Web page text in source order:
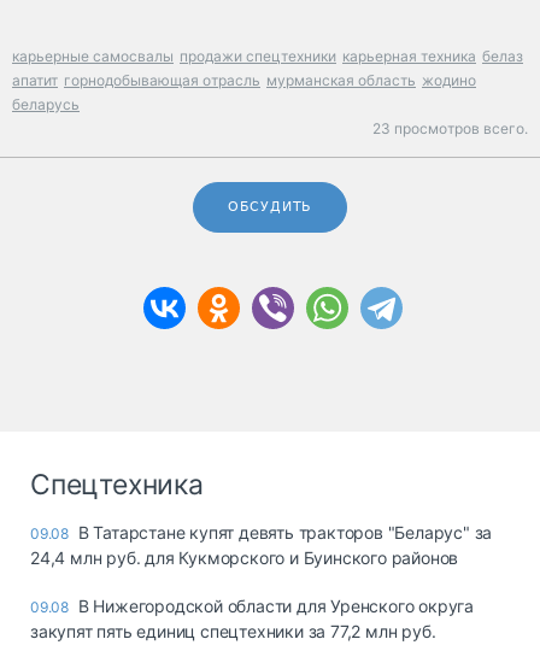
карьерные самосвалы продажи спецтехники карьерная техника белаз
апатит горнодобывающая отрасль мурманская область жодино
беларусь
23 просмотров всего.
ОБСУДИТЬ
Спецтехника
09.08 В Татарстане купят девять тракторов "Беларус" за
24,4 млн руб. для Кукморского и Буинского районов
09.08 В Нижегородской области для Уренского округа
закупят пять единиц спецтехники за 77,2 млн руб.